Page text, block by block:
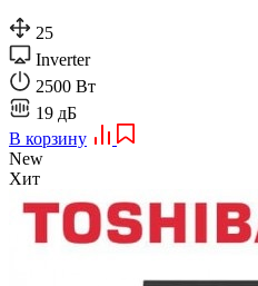
25
Inverter
2500 Вт
19 дБ
В корзину
New
Хит